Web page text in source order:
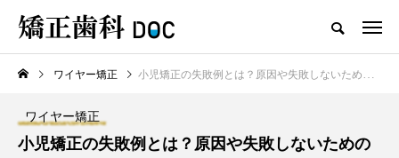
TOP ワイヤー矯正 マウスピース矯正
新着記事
ワイヤー矯正 小児矯正の失敗例とは？原因や失敗しないためのポイントを解説
ワイヤー矯正
小児矯正の失敗例とは？原因や失敗しないための